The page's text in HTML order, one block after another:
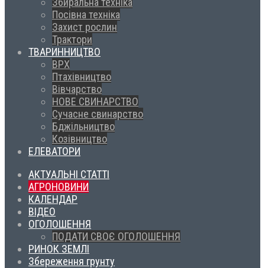
Посівна техніка
Захист рослин
Трактори
ТВАРИННИЦТВО
ВРХ
Птахівництво
Вівчарство
НОВЕ СВИНАРСТВО
Сучасне свинарство
Бджільництво
Козівництво
ЕЛЕВАТОРИ
АКТУАЛЬНІ СТАТТІ
АГРОНОВИНИ
КАЛЕНДАР
ВІДЕО
ОГОЛОШЕННЯ
ПОДАТИ СВОЄ ОГОЛОШЕННЯ
РИНОК ЗЕМЛІ
Збереження грунту